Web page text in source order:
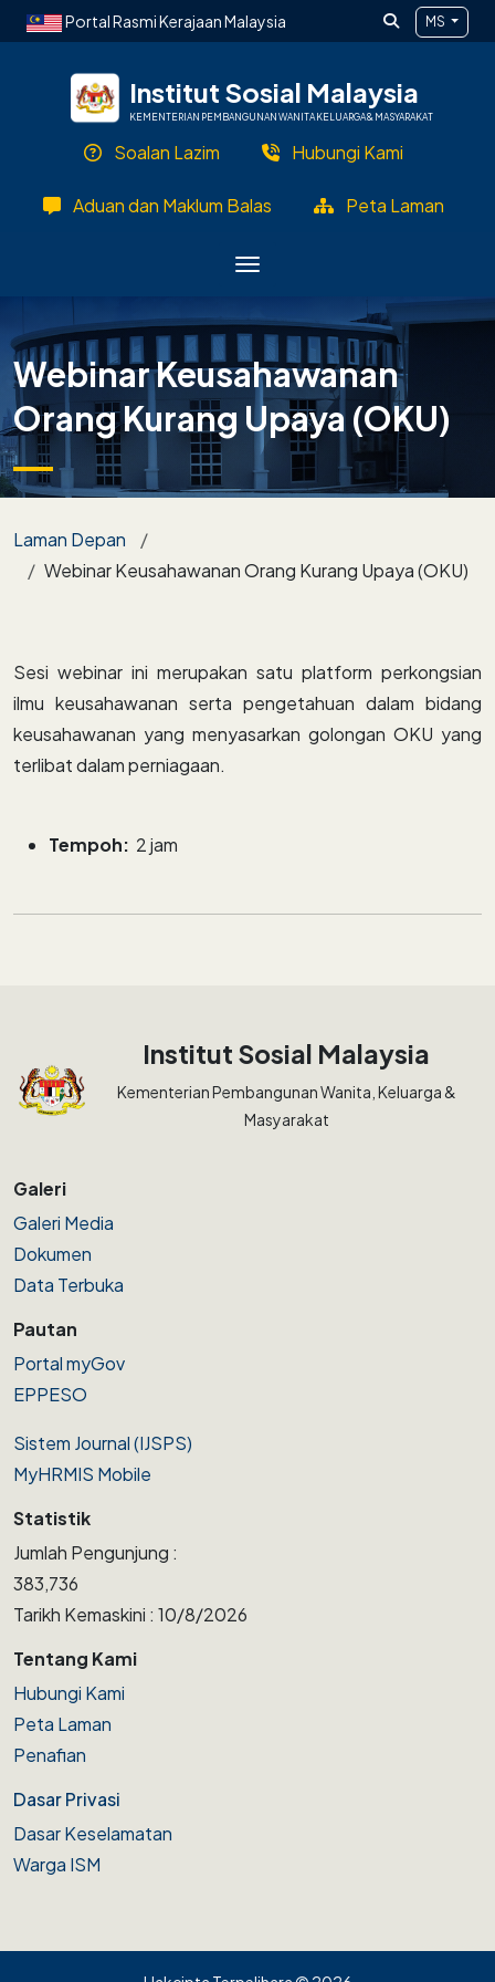
Langkau ke kandungan utama
Portal Rasmi Kerajaan Malaysia MS
Institut Sosial Malaysia
KEMENTERIAN PEMBANGUNAN WANITA KELUARGA & MASYARAKAT
Soalan Lazim Hubungi Kami
Aduan dan Maklum Balas Peta Laman
Webinar Keusahawanan
Orang Kurang Upaya (OKU)
Breadcrumb
Laman Depan
Webinar Keusahawanan Orang Kurang Upaya (OKU)
Sesi webinar ini merupakan satu platform perkongsian
ilmu keusahawanan serta pengetahuan dalam bidang
keusahawanan yang menyasarkan golongan OKU yang
terlibat dalam perniagaan.
Tempoh: 2 jam
Institut Sosial Malaysia
Kementerian Pembangunan Wanita, Keluarga &
Masyarakat
Galeri
Galeri Media
Dokumen
Data Terbuka
Pautan
Portal myGov
EPPESO
Sistem Journal (IJSPS)
MyHRMIS Mobile
Statistik
Jumlah Pengunjung :
383,736
Tarikh Kemaskini : 10/8/2026
Tentang Kami
Hubungi Kami
Peta Laman
Penafian
Dasar Privasi
Dasar Keselamatan
Warga ISM